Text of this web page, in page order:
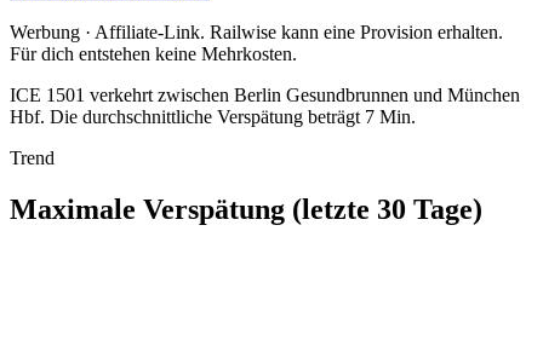
Werbung · Affiliate-Link. Railwise kann eine Provision erhalten.
Für dich entstehen keine Mehrkosten.
ICE 1501 verkehrt zwischen Berlin Gesundbrunnen und München
Hbf. Die durchschnittliche Verspätung beträgt 7 Min.
Trend
Maximale Verspätung (letzte 30 Tage)